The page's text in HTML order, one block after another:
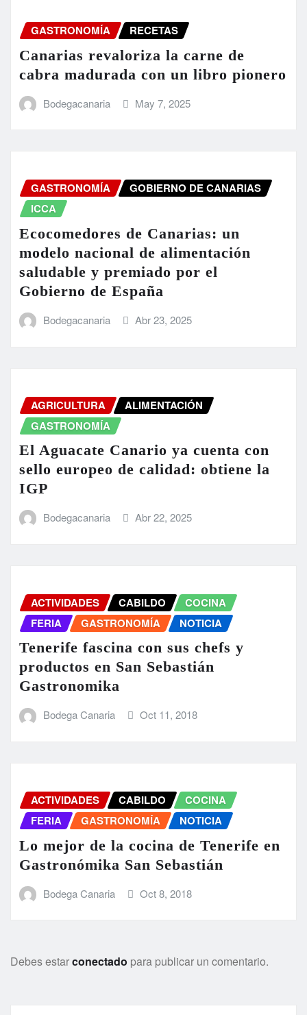
GASTRONOMÍA RECETAS
Canarias revaloriza la carne de
cabra madurada con un libro pionero
Bodegacanaria May 7, 2025
GASTRONOMÍA
GOBIERNO DE CANARIAS
ICCA
Ecocomedores de Canarias: un
modelo nacional de alimentación
saludable y premiado por el
Gobierno de España
Bodegacanaria Abr 23, 2025
AGRICULTURA
ALIMENTACIÓN
GASTRONOMÍA
El Aguacate Canario ya cuenta con
sello europeo de calidad: obtiene la
IGP
Bodegacanaria Abr 22, 2025
ACTIVIDADES CABILDO
COCINA
FERIA
GASTRONOMÍA NOTICIA
Tenerife fascina con sus chefs y
productos en San Sebastián
Gastronomika
Bodega Canaria Oct 11, 2018
ACTIVIDADES CABILDO
COCINA
FERIA
GASTRONOMÍA NOTICIA
Lo mejor de la cocina de Tenerife en
Gastronómika San Sebastián
Bodega Canaria Oct 8, 2018
Debes estarconectado para publicar un comentario.